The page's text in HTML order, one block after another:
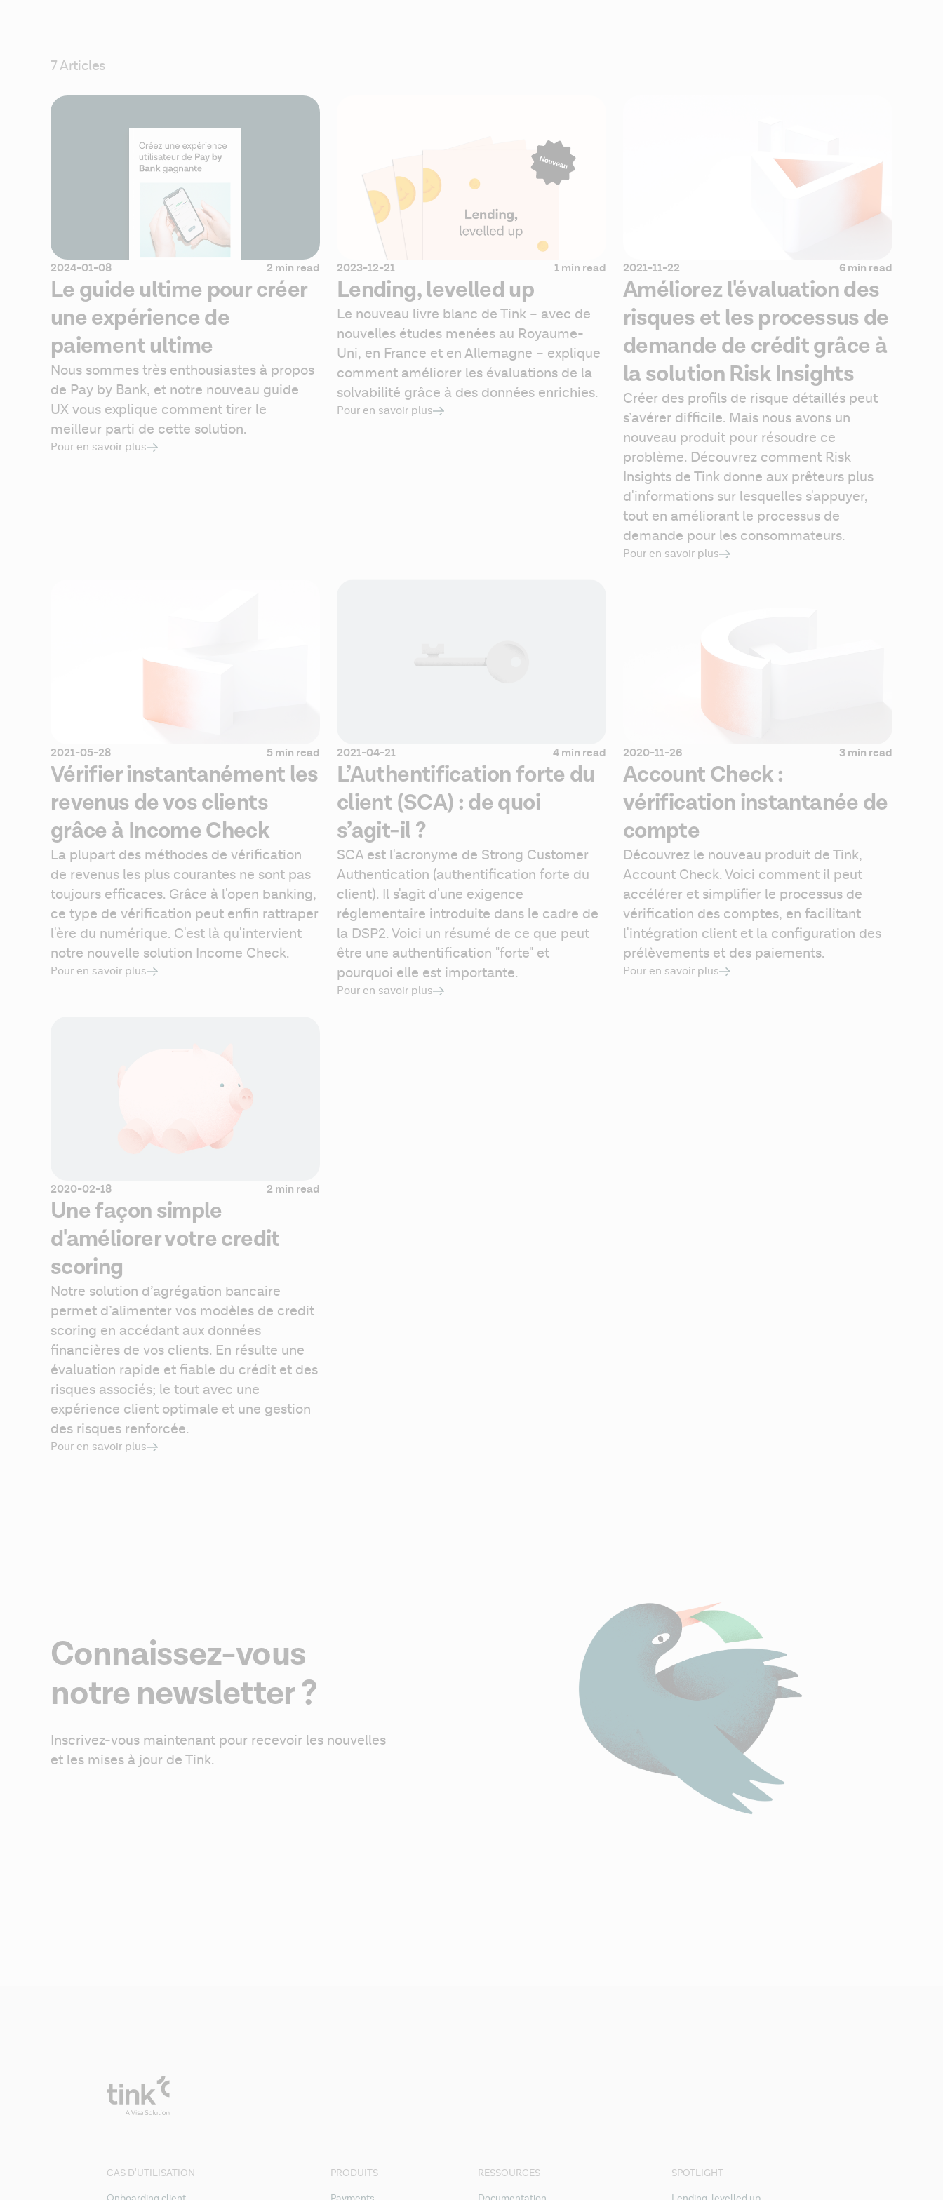
7 Articles
2024-01-08 2 min read
Le guide ultime pour créer
une expérience de
paiement ultime
Nous sommes très enthousiastes à propos
de Pay by Bank, et notre nouveau guide
UX vous explique comment tirer le
meilleur parti de cette solution.
Pour en savoir plus
2023-12-21 1 min read
Lending, levelled up
Le nouveau livre blanc de Tink – avec de
nouvelles études menées au Royaume-
Uni, en France et en Allemagne – explique
comment améliorer les évaluations de la
solvabilité grâce à des données enrichies.
Pour en savoir plus
2021-11-22 6 min read
Améliorez l'évaluation des
risques et les processus de
demande de crédit grâce à
la solution Risk Insights
Créer des profils de risque détaillés peut
s’avérer difficile. Mais nous avons un
nouveau produit pour résoudre ce
problème. Découvrez comment Risk
Insights de Tink donne aux prêteurs plus
d'informations sur lesquelles s'appuyer,
tout en améliorant le processus de
demande pour les consommateurs.
Pour en savoir plus
2021-05-28 5 min read
Vérifier instantanément les
revenus de vos clients
grâce à Income Check
La plupart des méthodes de vérification
de revenus les plus courantes ne sont pas
toujours efficaces. Grâce à l'open banking,
ce type de vérification peut enfin rattraper
l'ère du numérique. C'est là qu'intervient
notre nouvelle solution Income Check.
Pour en savoir plus
2021-04-21 4 min read
L’Authentification forte du
client (SCA) : de quoi
s’agit-il ?
SCA est l'acronyme de Strong Customer
Authentication (authentification forte du
client). Il s'agit d'une exigence
réglementaire introduite dans le cadre de
la DSP2. Voici un résumé de ce que peut
être une authentification "forte" et
pourquoi elle est importante.
Pour en savoir plus
2020-11-26 3 min read
Account Check :
vérification instantanée de
compte
Découvrez le nouveau produit de Tink,
Account Check. Voici comment il peut
accélérer et simplifier le processus de
vérification des comptes, en facilitant
l'intégration client et la configuration des
prélèvements et des paiements.
Pour en savoir plus
2020-02-18 2 min read
Une façon simple
d'améliorer votre credit
scoring
Notre solution d’agrégation bancaire
permet d’alimenter vos modèles de credit
scoring en accédant aux données
financières de vos clients. En résulte une
évaluation rapide et fiable du crédit et des
risques associés; le tout avec une
expérience client optimale et une gestion
des risques renforcée.
Pour en savoir plus
Connaissez-vous
notre newsletter ?
Inscrivez-vous maintenant pour recevoir les nouvelles
et les mises à jour de Tink.
CAS D'UTILISATION PRODUITS RESSOURCES SPOTLIGHT